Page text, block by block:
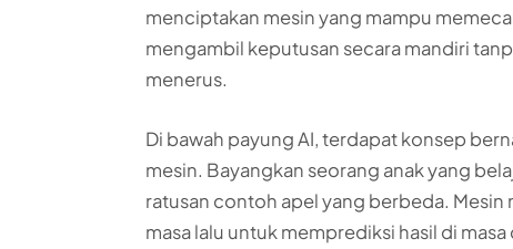
menciptakan mesin yang mampu
mengambil keputusan secara mandiri
menerus.
Di bawah payung AI, terdapat konsep
mesin. Bayangkan seorang anak yang
ratusan contoh apel yang berbeda. Mesin
masa lalu untuk memprediksi hasil di